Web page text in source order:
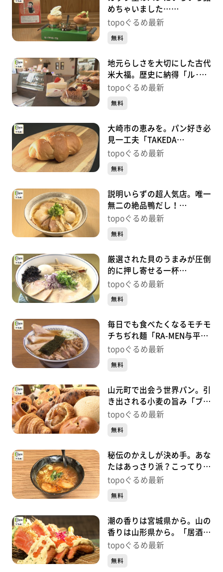
めちゃいました…
「HIPCROPS」（大崎市田尻
るめ】
topoぐるめ最新
無料
地元らしさを大切にした古代
米大福。歴史に納得「ル･シ
エル」（大崎市田尻沼部新富
topoぐるめ最新
無料
大崎市の恵みを。パン好き必
見一工夫「TAKEDA
BAKERY」（大崎市古川長岡
め】
topoぐるめ最新
無料
説明いらずの超人気店。唯一
無二の絶品鴨だし！
「noodle shop arakawa」
ぐるめ】
topoぐるめ最新
無料
厳選された貝のうまみが圧倒
的に押し寄せる一杯
「noodle shop nanairo」
ぐるめ】
topoぐるめ最新
無料
毎日でも食べたくなるモチモ
チちぢれ麺「RA-MEN与平治
渡」（亘理町逢隈田沢早川）
topoぐるめ最新
無料
山元町で出会う世界パン。引
き出される小麦の旨み「ブロ
ートドルフ」（山元町山寺町
topoぐるめ最新
無料
秘伝のかえしが決め手。あな
たはあっさり派？こってり
派？「麵屋れいじ」（太白区
topoぐるめ最新
無料
潮の香りは宮城県から。山の
香りは山形県から。「居酒屋
まるゆき」（若林区清水小
topoぐるめ最新
無料